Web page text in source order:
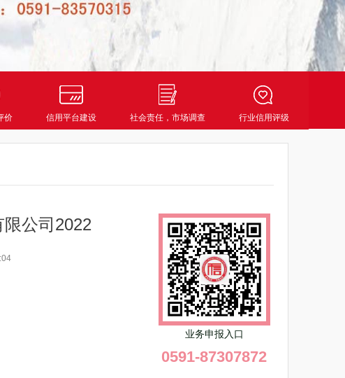
价 信用平台建设 社会责任，市场调查 行业信用评级
公司2022
业务申报入口
0591-87307872